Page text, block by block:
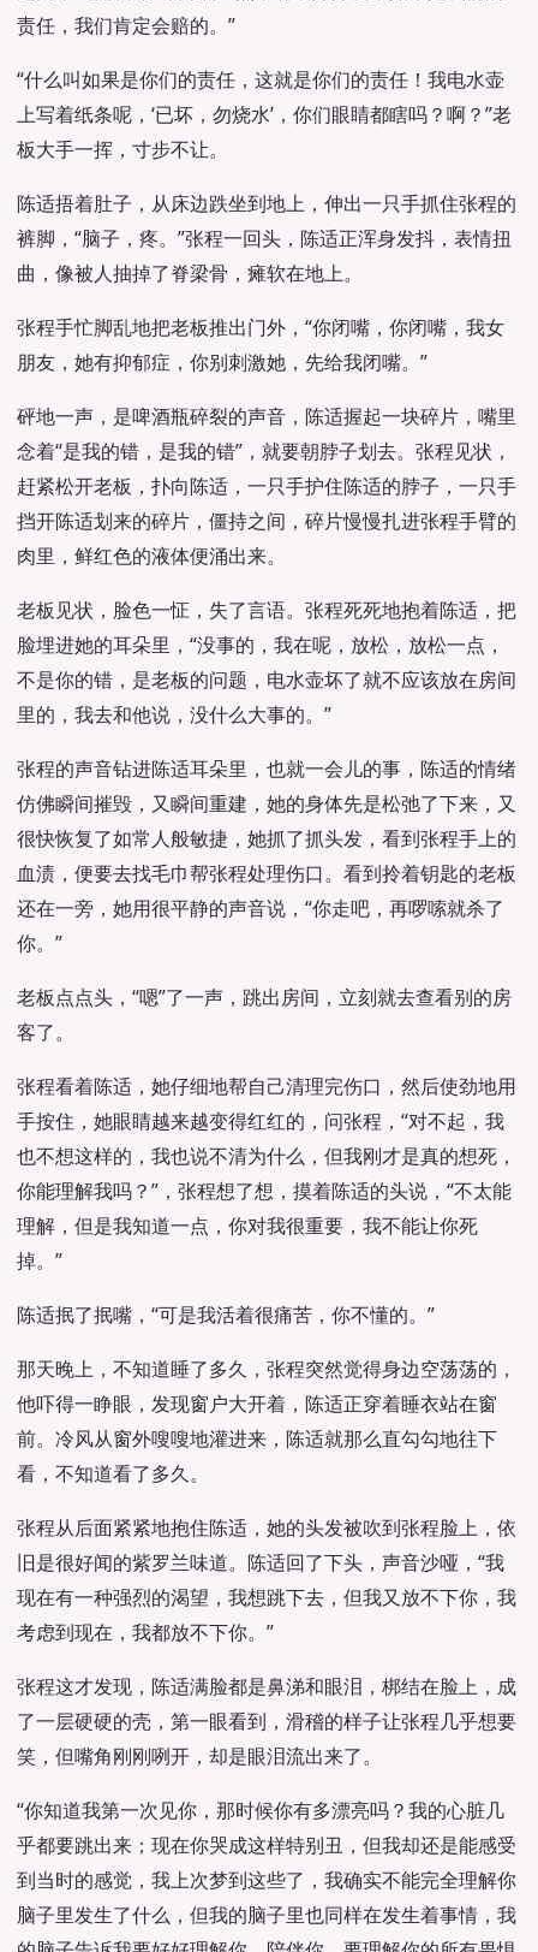
责任，我们肯定会赔的。”
“什么叫如果是你们的责任，这就是你们的责任！我电水壶
上写着纸条呢，‘已坏，勿烧水’，你们眼睛都瞎吗？啊？”老
板大手一挥，寸步不让。
陈适捂着肚子，从床边跌坐到地上，伸出一只手抓住张程的
裤脚，“脑子，疼。”张程一回头，陈适正浑身发抖，表情扭
曲，像被人抽掉了脊梁骨，瘫软在地上。
张程手忙脚乱地把老板推出门外，“你闭嘴，你闭嘴，我女
朋友，她有抑郁症，你别刺激她，先给我闭嘴。”
砰地一声，是啤酒瓶碎裂的声音，陈适握起一块碎片，嘴里
念着“是我的错，是我的错”，就要朝脖子划去。张程见状，
赶紧松开老板，扑向陈适，一只手护住陈适的脖子，一只手
挡开陈适划来的碎片，僵持之间，碎片慢慢扎进张程手臂的
肉里，鲜红色的液体便涌出来。
老板见状，脸色一怔，失了言语。张程死死地抱着陈适，把
脸埋进她的耳朵里，“没事的，我在呢，放松，放松一点，
不是你的错，是老板的问题，电水壶坏了就不应该放在房间
里的，我去和他说，没什么大事的。”
张程的声音钻进陈适耳朵里，也就一会儿的事，陈适的情绪
仿佛瞬间摧毁，又瞬间重建，她的身体先是松弛了下来，又
很快恢复了如常人般敏捷，她抓了抓头发，看到张程手上的
血渍，便要去找毛巾帮张程处理伤口。看到拎着钥匙的老板
还在一旁，她用很平静的声音说，“你走吧，再啰嗦就杀了
你。”
老板点点头，“嗯”了一声，跳出房间，立刻就去查看别的房
客了。
张程看着陈适，她仔细地帮自己清理完伤口，然后使劲地用
手按住，她眼睛越来越变得红红的，问张程，“对不起，我
也不想这样的，我也说不清为什么，但我刚才是真的想死，
你能理解我吗？”，张程想了想，摸着陈适的头说，“不太能
理解，但是我知道一点，你对我很重要，我不能让你死
掉。”
陈适抿了抿嘴，“可是我活着很痛苦，你不懂的。”
那天晚上，不知道睡了多久，张程突然觉得身边空荡荡的，
他吓得一睁眼，发现窗户大开着，陈适正穿着睡衣站在窗
前。冷风从窗外嗖嗖地灌进来，陈适就那么直勾勾地往下
看，不知道看了多久。
张程从后面紧紧地抱住陈适，她的头发被吹到张程脸上，依
旧是很好闻的紫罗兰味道。陈适回了下头，声音沙哑，“我
现在有一种强烈的渴望，我想跳下去，但我又放不下你，我
考虑到现在，我都放不下你。”
张程这才发现，陈适满脸都是鼻涕和眼泪，梆结在脸上，成
了一层硬硬的壳，第一眼看到，滑稽的样子让张程几乎想要
笑，但嘴角刚刚咧开，却是眼泪流出来了。
“你知道我第一次见你，那时候你有多漂亮吗？我的心脏几
乎都要跳出来；现在你哭成这样特别丑，但我却还是能感受
到当时的感觉，我上次梦到这些了，我确实不能完全理解你
脑子里发生了什么，但我的脑子里也同样在发生着事情，我